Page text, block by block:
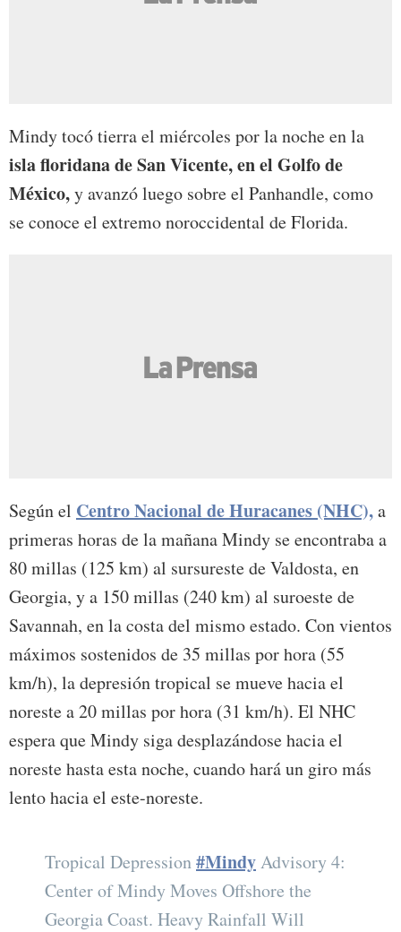
Mindy tocó tierra el miércoles por la noche en la
isla floridana de San Vicente, en el Golfo de
México,y avanzó luego sobre el Panhandle, como
se conoce el extremo noroccidental de Florida.
Según el Centro Nacional de Huracanes (NHC),a
primeras horas de la mañana Mindy se encontraba a
80 millas (125 km) al sursureste de Valdosta, en
Georgia, y a 150 millas (240 km) al suroeste de
Savannah, en la costa del mismo estado. Con vientos
máximos sostenidos de 35 millas por hora (55
km/h), la depresión tropical se mueve hacia el
noreste a 20 millas por hora (31 km/h). El NHC
espera que Mindy siga desplazándose hacia el
noreste hasta esta noche, cuando hará un giro más
lento hacia el este-noreste.
Tropical Depression#MindyAdvisory 4:
Center of Mindy Moves Offshore the
Georgia Coast. Heavy Rainfall Will